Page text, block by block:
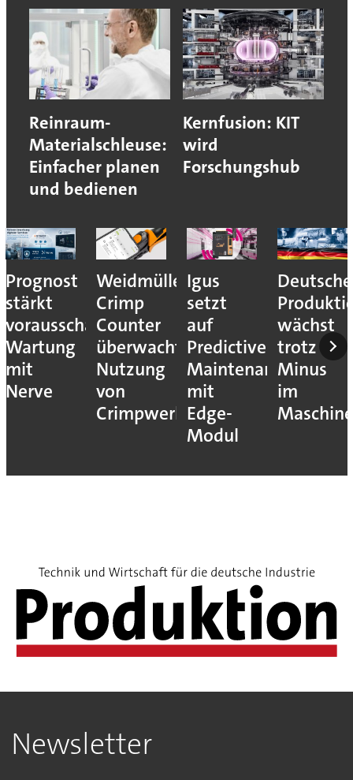
Reinraum-
Materialschleuse:
Einfacher planen
und bedienen
Kernfusion: KIT
wird
Forschungshub
Prognost
stärkt
vorausschauende
Wartung
mit
Nerve
Weidmüller:
Crimp
Counter
überwacht
Nutzung
von
Crimpwerkzeugen
Igus
setzt
auf
Predictive
Maintenance
mit
Edge-
Modul
Deutsche
wächst
trotz
Minus
im
Newsletter